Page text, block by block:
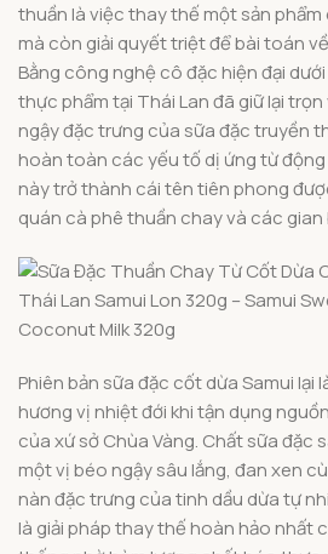
thuần là việc thay thế một sản
mà còn giải quyết triệt để bài toán
Bằng công nghệ cô đặc hiện đại
thực phẩm tại Thái Lan đã giữ lại
ngậy đặc trưng của sữa đặc truyền
hoàn toàn các yếu tố dị ứng từ
này trở thành cái tên tiên phong
quán cà phê thuần chay và các gian
Phiên bản sữa đặc cốt dừa Samui lại
hương vị nhiệt đới khi tận dụng
của xứ sở Chùa Vàng. Chất sữa đặc
một vị béo ngậy sâu lắng, đan xen
nàn đặc trưng của tinh dầu dừa tự
là giải pháp thay thế hoàn hảo nhất